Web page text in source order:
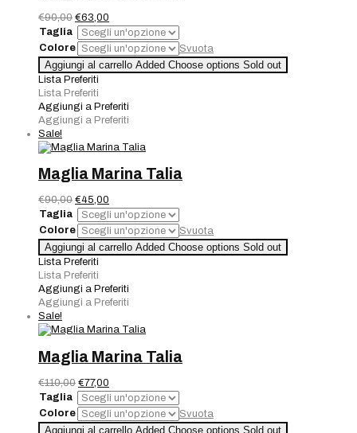
€90,00 Il
prezzo
originale
era:
€90,00.
€63,00
prezzo
attuale
è:
€63,00.
Taglia
Colore
Svuota
Maglia
Gai
Mattiolo
quantità
Aggiungi al carrello Added Choose options Sold out
Lista Preferiti
Lista Preferiti
Aggiungi a Preferiti
Aggiungi a Preferiti
Sale!
Maglia Marina Talia
€90,00 Il
prezzo
originale
era:
€90,00.
€45,00
prezzo
attuale
è:
€45,00.
Taglia
Colore
Svuota
Maglia
Marina
Talia
quantità
Aggiungi al carrello Added Choose options Sold out
Lista Preferiti
Lista Preferiti
Aggiungi a Preferiti
Aggiungi a Preferiti
Sale!
Maglia Marina Talia
€110,00 Il
prezzo
originale
era:
€77,00
prezzo
attuale
è:
Taglia
Colore
Svuota
Maglia
Aggiungi al carrello Added Choose options Sold out